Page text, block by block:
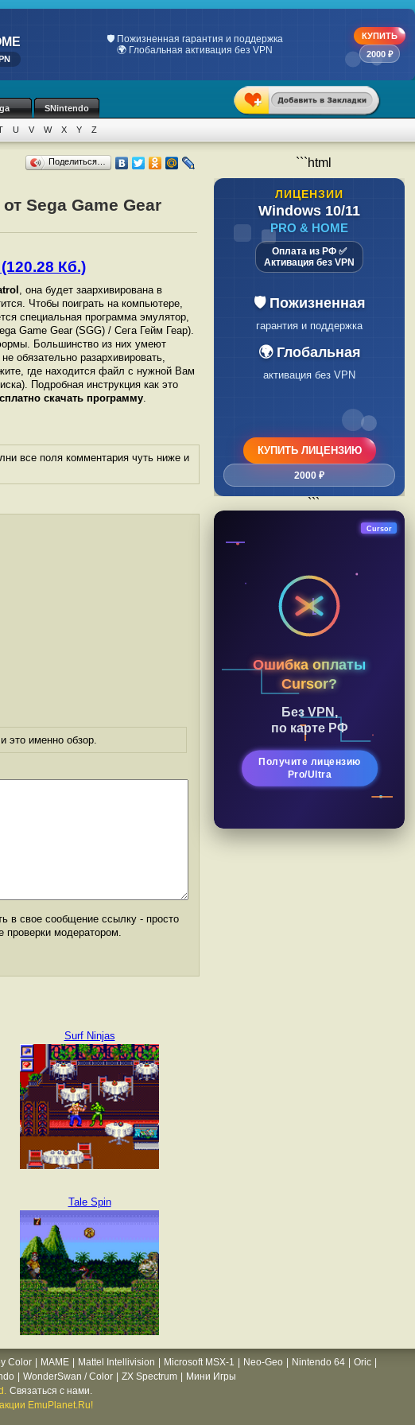
КУПИТЬ
2000 ₽
SNintendo
U V W X Y Z
Поделиться…
Sega Game Gear
Кб.)
, она будет заархивирована в
Чтобы поиграть на компьютере,
специальная программа эмулятор,
Game Gear (SGG) / Сега Гейм Геар).
Большинство из них умеют
обязательно разархивировать,
где находится файл с нужной Вам
Подробная инструкция как это
скачать программу.
все поля комментария чуть ниже и
это именно обзор.
в свое сообщение ссылку - просто
проверки модератором.
Surf Ninjas
Tale Spin
```html
ЛИЦЕНЗИИ
Windows 10/11
PRO & HOME
Оплата из РФ ✅
Активация без VPN
🛡️ Пожизненная
гарантия и поддержка
🌍 Глобальная
активация без VPN
КУПИТЬ ЛИЦЕНЗИЮ
2000 ₽
```
Ошибка оплаты
Cursor?
Без VPN,
по карте РФ
Получите лицензию
Pro/Ultra
Cursor
Color MAME Mattel Intellivision Microsoft MSX-1 Neo-Geo Nintendo 64 Oric
WonderSwan / Color ZX Spectrum
Мини Игры
Связаться с нами.
EmuPlanet.Ru!